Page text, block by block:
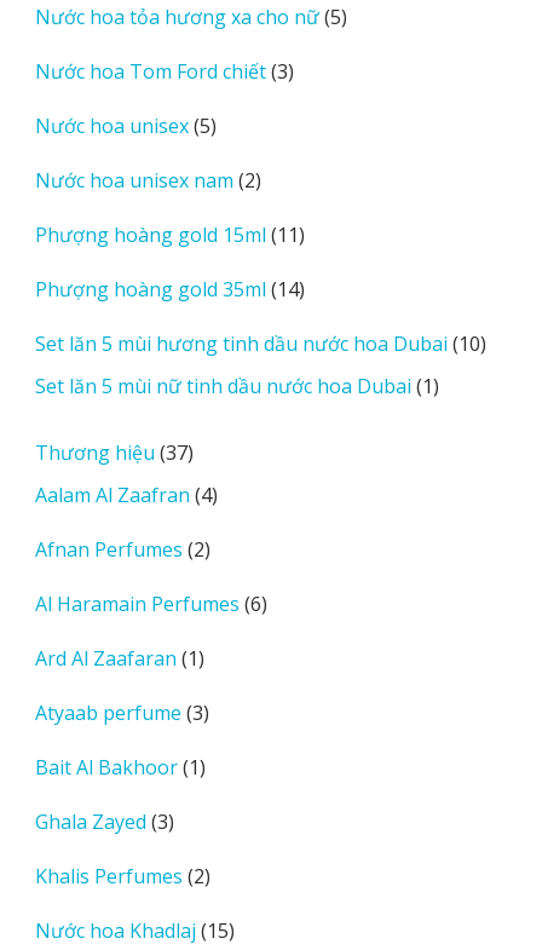
Nước hoa tỏa hương xa cho nữ 55
Nước hoa Tom Ford chiết 33
Nước hoa unisex 55
phẩm
Nước hoa unisex nam 22
phẩm
Phượng hoàng gold 15ml 1111
phẩm
Phượng hoàng gold 35ml 1414
phẩm
Set lăn 5 mùi hương tinh dầu nước hoa Dubai 1010
Set lăn 5 mùi nữ tinh dầu nước hoa Dubai 11
Thương hiệu 3737
sản
phẩm
Aalam Al Zaafran 44
Afnan Perfumes 22
phẩm
Al Haramain Perfumes 66
Ard Al Zaafaran 11
phẩm
Atyaab perfume 33
phẩm
Bait Al Bakhoor 11
Ghala Zayed 33
phẩm
Khalis Perfumes 22
phẩm
Nước hoa Khadlaj 1515